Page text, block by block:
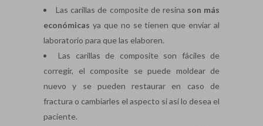
Las carillas de composite de resina son más
económicas ya que no se tienen que enviar al
laboratorio para que las elaboren.
Las carillas de composite son fáciles de
corregir, el composite se puede moldear de
nuevo y se pueden restaurar en caso de
fractura o cambiarles el aspecto si así lo desea el
paciente.